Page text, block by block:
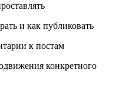
и как публиковать
к постам
конкретного